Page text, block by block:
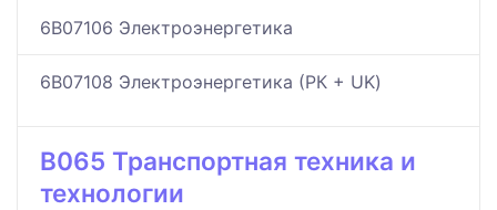
6B07106 Электроэнергетика
6B07108 Электроэнергетика (РК + UK)
B065 Транспортная техника и
технологии